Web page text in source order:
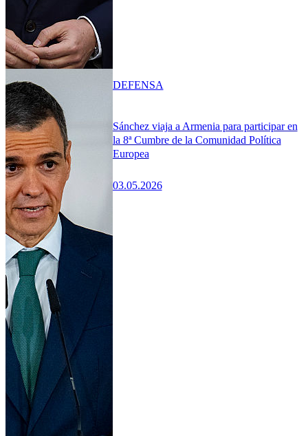
Sánchez viaja a Armenia para participar en
la 8ª Cumbre de la Comunidad Política
Europea
03.05.2026
DEFENSA